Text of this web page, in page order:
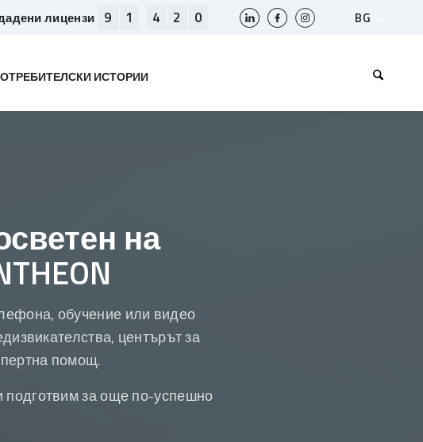
лицензи 9 1 4 2 0
BG
EN
BIH
ИСТОРИИ
на
обучение или видео
центърът за
помощ.
подготвим за още по-успешно